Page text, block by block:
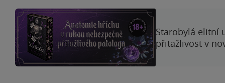
Starobylá elitní
přitažlivost v